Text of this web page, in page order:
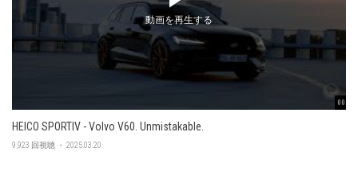
00:47
動画を再生する
HEICO SPORTIV - Volvo V60. Unmistakable.
9,923 回視聴 ・ 2025.03.20